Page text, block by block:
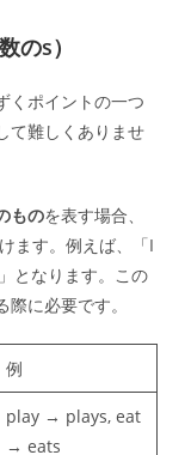
のs）
くポイントの一つ
て難しくありませ
ものを表す場合、
ます。例えば、「I
となります。この
に必要です。
例
play → plays, eat
→ eats